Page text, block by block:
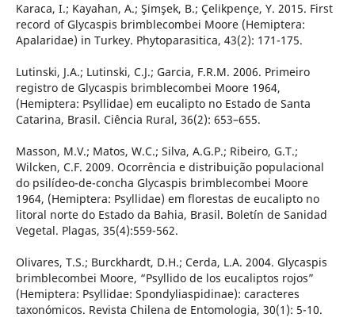
Karaca, I.; Kayahan, A.; Şi̇mşek, B.; Çeli̇kpençe, Y. 2015. First
record of Glycaspis brimblecombei Moore (Hemiptera:
Apalaridae) in Turkey. Phytoparasitica, 43(2): 171-175.
Lutinski, J.A.; Lutinski, C.J.; Garcia, F.R.M. 2006. Primeiro
registro de Glycaspis brimblecombei Moore 1964,
(Hemiptera: Psyllidae) em eucalipto no Estado de Santa
Catarina, Brasil. Ciência Rural, 36(2): 653–655.
Masson, M.V.; Matos, W.C.; Silva, A.G.P.; Ribeiro, G.T.;
Wilcken, C.F. 2009. Ocorrência e distribuição populacional
do psilídeo-de-concha Glycaspis brimblecombei Moore
1964, (Hemiptera: Psyllidae) em florestas de eucalipto no
litoral norte do Estado da Bahia, Brasil. Boletín de Sanidad
Vegetal. Plagas, 35(4):559-562.
Olivares, T.S.; Burckhardt, D.H.; Cerda, L.A. 2004. Glycaspis
brimblecombei Moore, “Psyllido de los eucaliptos rojos”
(Hemiptera: Psyllidae: Spondyliaspidinae): caracteres
taxonómicos. Revista Chilena de Entomologia, 30(1): 5-10.